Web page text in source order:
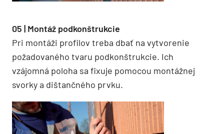
05 | Montáž podkonštrukcie
Pri montáži profilov treba dbať na vytvorenie
požadovaného tvaru podkonštrukcie. Ich
vzájomná poloha sa fixuje pomocou montážnej
svorky a dištančného prvku.